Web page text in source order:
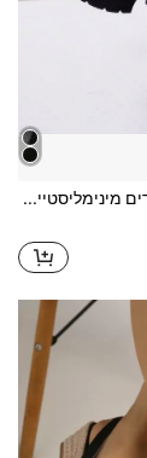
מגפי קרסול שחורים מינימליסטיים לנשים בסגנון קז'ואל, עקב פלטפורמה עבה, סתיו/חורף